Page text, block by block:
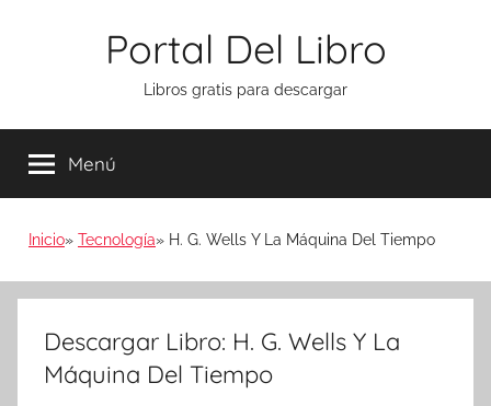
Portal Del Libro
Libros gratis para descargar
Menú
Inicio Tecnología H. G. Wells Y La Máquina Del Tiempo
Descargar Libro: H. G. Wells Y La
Máquina Del Tiempo